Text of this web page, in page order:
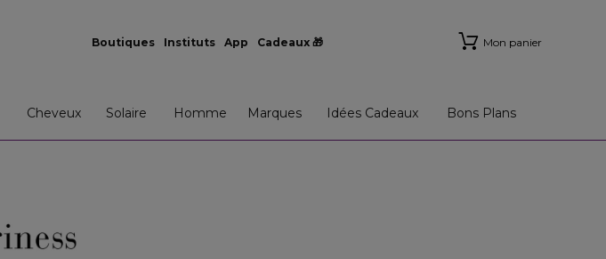
Boutiques Instituts App Cadeaux 🎁 Mon panier
Cheveux Solaire Homme Marques Idées Cadeaux Bons Plans